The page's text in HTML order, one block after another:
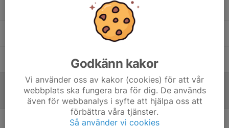
Ledare
Tränare
Torbjörn ArvidssonHuvudtränare
Referat
Godkänn kakor
Vi använder oss av kakor (cookies) för att vår
webbplats ska fungera bra för dig. De används
även för webbanalys i syfte att hjälpa oss att
förbättra våra tjänster.
Så använder vi cookies